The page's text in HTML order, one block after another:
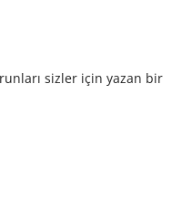
sizler için yazan bir